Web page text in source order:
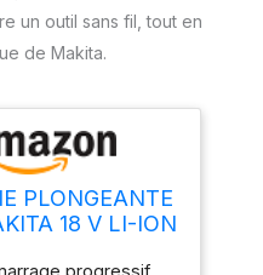
un outil sans fil, tout en
de Makita.
PLONGEANTE
18 V LI-ION
progressif